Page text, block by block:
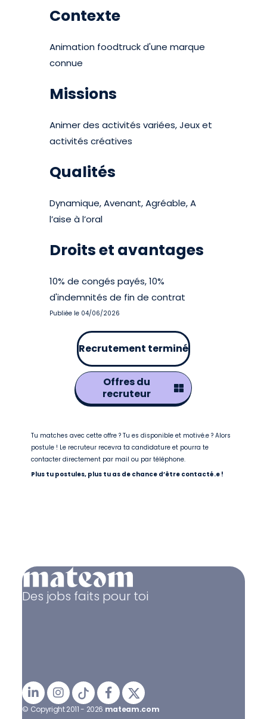
Contexte
Animation foodtruck d'une marque
connue
Missions
Animer des activités variées, Jeux et
activités créatives
Qualités
Dynamique, Avenant, Agréable, A
l’aise à l’oral
Droits et avantages
10% de congés payés, 10%
d'indemnités de fin de contrat
Publiée le 04/06/2026
Recrutement terminé
Offres du
recruteur
Tu matches avec cette offre ? Tu es disponible et motivé.e ? Alors
postule ! Le recruteur recevra ta candidature et pourra te
contacter directement par mail ou par téléphone.
Plus tu postules, plus tu as de chance d’être contacté.e !
Des jobs faits pour toi
© Copyright 2011 - 2026 mateam.com